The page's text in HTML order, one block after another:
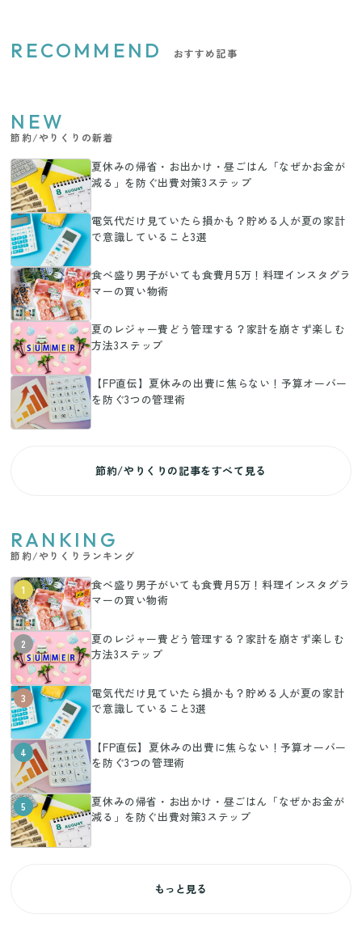
RECOMMEND おすすめ記事
NEW
節約/やりくりの新着
夏休みの帰省・お出かけ・昼ごはん「なぜかお金が
減る」を防ぐ出費対策3ステップ
電気代だけ見ていたら損かも？貯める人が夏の家計
で意識していること3選
食べ盛り男子がいても食費月5万！料理インスタグラ
マーの買い物術
夏のレジャー費どう管理する？家計を崩さず楽しむ
方法3ステップ
【FP直伝】夏休みの出費に焦らない！予算オーバー
を防ぐ3つの管理術
節約/やりくりの記事をすべて見る
RANKING
節約/やりくりランキング
1
食べ盛り男子がいても食費月5万！料理インスタグラ
マーの買い物術
2
夏のレジャー費どう管理する？家計を崩さず楽しむ
方法3ステップ
3
電気代だけ見ていたら損かも？貯める人が夏の家計
で意識していること3選
4
【FP直伝】夏休みの出費に焦らない！予算オーバー
を防ぐ3つの管理術
5
夏休みの帰省・お出かけ・昼ごはん「なぜかお金が
減る」を防ぐ出費対策3ステップ
もっと見る